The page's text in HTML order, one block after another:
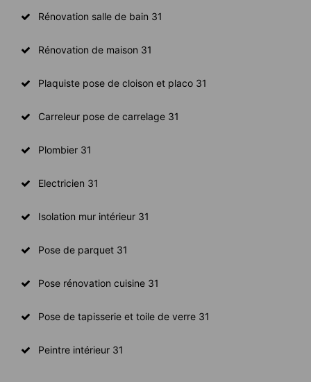
Rénovation salle de bain 31
Rénovation de maison 31
Plaquiste pose de cloison et placo 31
Carreleur pose de carrelage 31
Plombier 31
Electricien 31
Isolation mur intérieur 31
Pose de parquet 31
Pose rénovation cuisine 31
Pose de tapisserie et toile de verre 31
Peintre intérieur 31